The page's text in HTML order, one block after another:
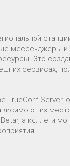
мессенджеры
Это
сервисах,
TrueConf Server,
от их
а коллеги